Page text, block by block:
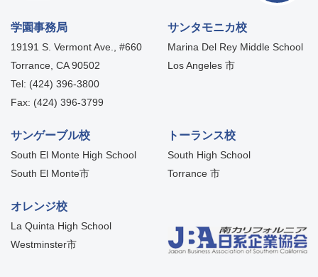
学園事務局
19191 S. Vermont Ave., #660
Torrance, CA 90502
Tel: (424) 396-3800
Fax: (424) 396-3799
サンタモニカ校
Marina Del Rey Middle School
Los Angeles 市
サンゲーブル校
South El Monte High School
South El Monte市
トーランス校
South High School
Torrance 市
オレンジ校
La Quinta High School
Westminster市